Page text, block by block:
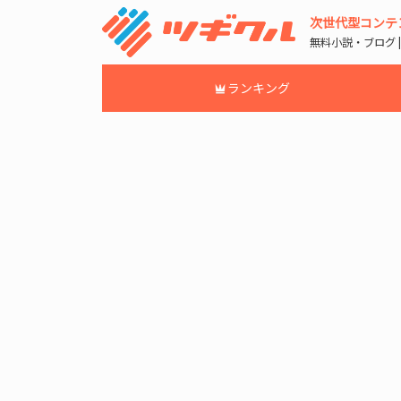
次世代型コン
無料小説・ブログ
ランキング